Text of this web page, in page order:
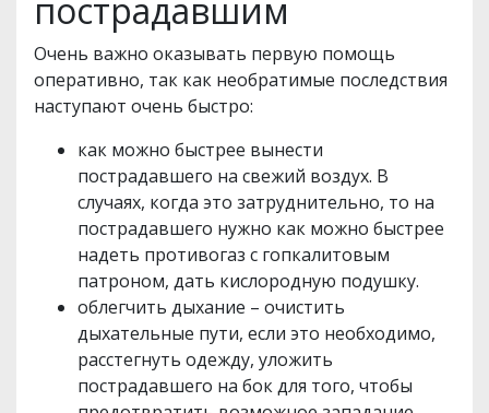
пострадавшим
Очень важно оказывать первую помощь
оперативно, так как необратимые последствия
наступают очень быстро:
как можно быстрее вынести
пострадавшего на свежий воздух. В
случаях, когда это затруднительно, то на
пострадавшего нужно как можно быстрее
надеть противогаз с гопкалитовым
патроном, дать кислородную подушку.
облегчить дыхание – очистить
дыхательные пути, если это необходимо,
расстегнуть одежду, уложить
пострадавшего на бок для того, чтобы